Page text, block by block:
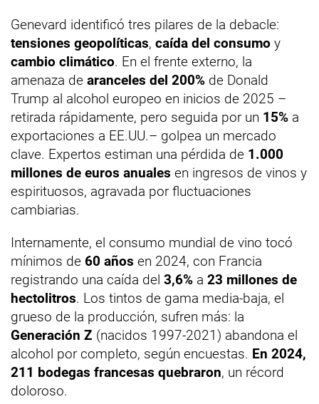
Genevard identificó tres pilares de la debacle:
tensiones geopolíticas, caída del consumo y
cambio climático. En el frente externo, la
amenaza de aranceles del 200% de Donald
Trump al alcohol europeo en inicios de 2025 –
retirada rápidamente, pero seguida por un 15% a
exportaciones a EE.UU.– golpea un mercado
clave. Expertos estiman una pérdida de 1.000
millones de euros anuales en ingresos de vinos y
espirituosos, agravada por fluctuaciones
cambiarias.
Internamente, el consumo mundial de vino tocó
mínimos de 60 años en 2024, con Francia
registrando una caída del 3,6% a 23 millones de
hectolitros. Los tintos de gama media-baja, el
grueso de la producción, sufren más: la
Generación Z (nacidos 1997-2021) abandona el
alcohol por completo, según encuestas. En 2024,
211 bodegas francesas quebraron, un récord
doloroso.